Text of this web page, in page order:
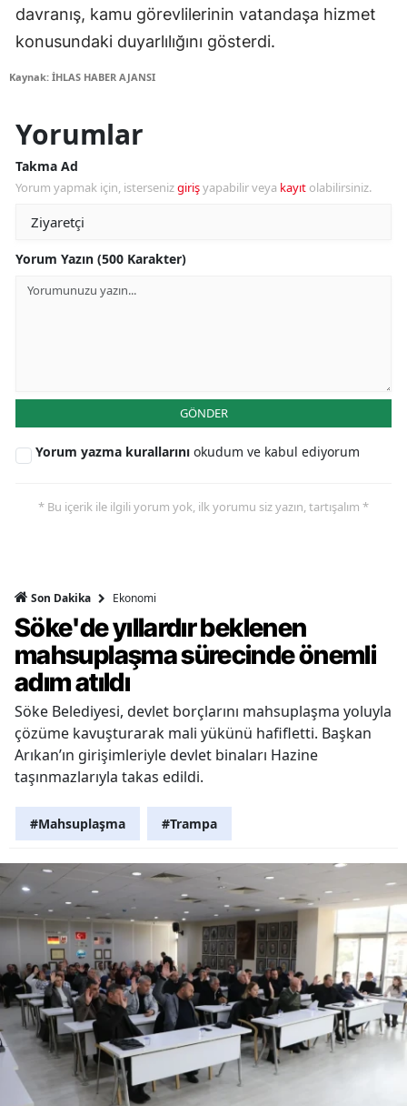
davranış, kamu görevlilerinin vatandaşa hizmet
konusundaki duyarlılığını gösterdi.
Kaynak: İHLAS HABER AJANSI
Yorumlar
Takma Ad
Yorum yapmak için, istersenizgirişyapabilir veya kayıt olabilirsiniz.
Yorum Yazın (500 Karakter)
GÖNDER
Yorum yazma kurallarını okudum ve kabul ediyorum
* Bu içerik ile ilgili yorum yok, ilk yorumu siz yazın, tartışalım *
Son Dakika Ekonomi
Söke'de yıllardır beklenen
mahsuplaşma sürecinde önemli
adım atıldı
Söke Belediyesi, devlet borçlarını mahsuplaşma yoluyla
çözüme kavuşturarak mali yükünü hafifletti. Başkan
Arıkan’ın girişimleriyle devlet binaları Hazine
taşınmazlarıyla takas edildi.
#Mahsuplaşma #Trampa